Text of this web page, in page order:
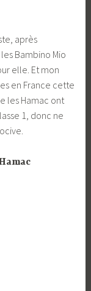
après
Bambino Mio
elle. Et mon
en France cette
les Hamac ont
1, donc ne